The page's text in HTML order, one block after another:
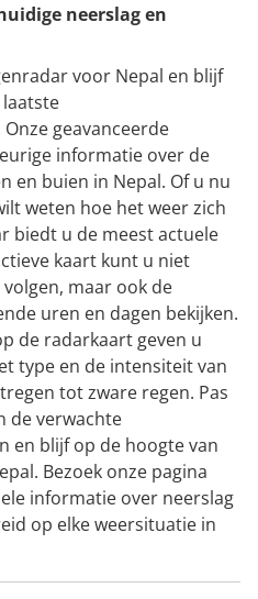
neerslag en
voor Nepal en blijf
geavanceerde
informatie over de
en buien in Nepal. Of u nu
weten hoe het weer zich
biedt u de meest actuele
kaart kunt u niet
maar ook de
uren en dagen bekijken.
de radarkaart geven u
type en de intensiteit van
tot zware regen. Pas
de verwachte
en blijf op de hoogte van
Bezoek onze pagina
informatie over neerslag
op elke weersituatie in